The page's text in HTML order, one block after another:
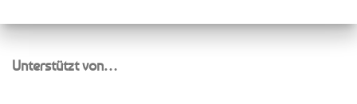
Unterstützt von…